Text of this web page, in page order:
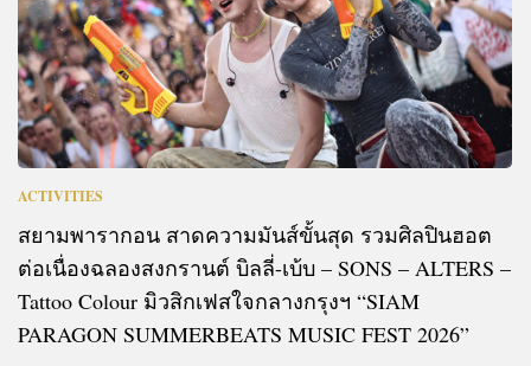
ACTIVITIES
สยามพารากอน สาดความมันส์ขั้นสุด รวมศิลปินฮอต
ต่อเนื่องฉลองสงกรานต์ บิลลี่-เบ้บ – SONS – ALTERS –
Tattoo Colour มิวสิกเฟสใจกลางกรุงฯ “SIAM
PARAGON SUMMERBEATS MUSIC FEST 2026”